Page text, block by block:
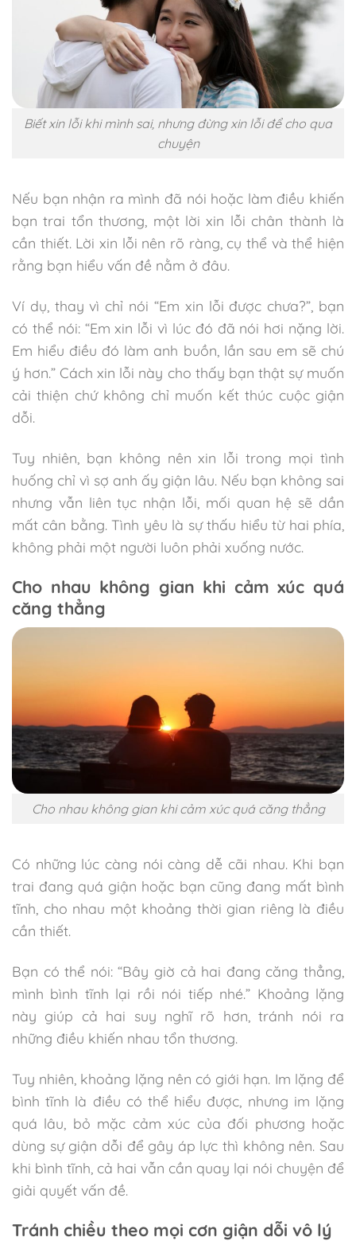
Biết xin lỗi khi mình sai, nhưng đừng xin lỗi để cho qua
chuyện
Nếu bạn nhận ra mình đã nói hoặc làm điều khiến
bạn trai tổn thương, một lời xin lỗi chân thành là
cần thiết. Lời xin lỗi nên rõ ràng, cụ thể và thể hiện
rằng bạn hiểu vấn đề nằm ở đâu.
Ví dụ, thay vì chỉ nói “Em xin lỗi được chưa?”, bạn
có thể nói: “Em xin lỗi vì lúc đó đã nói hơi nặng lời.
Em hiểu điều đó làm anh buồn, lần sau em sẽ chú
ý hơn.” Cách xin lỗi này cho thấy bạn thật sự muốn
cải thiện chứ không chỉ muốn kết thúc cuộc giận
dỗi.
Tuy nhiên, bạn không nên xin lỗi trong mọi tình
huống chỉ vì sợ anh ấy giận lâu. Nếu bạn không sai
nhưng vẫn liên tục nhận lỗi, mối quan hệ sẽ dần
mất cân bằng. Tình yêu là sự thấu hiểu từ hai phía,
không phải một người luôn phải xuống nước.
Cho nhau không gian khi cảm xúc quá
căng thẳng
Cho nhau không gian khi cảm xúc quá căng thẳng
Có những lúc càng nói càng dễ cãi nhau. Khi bạn
trai đang quá giận hoặc bạn cũng đang mất bình
tĩnh, cho nhau một khoảng thời gian riêng là điều
cần thiết.
Bạn có thể nói: “Bây giờ cả hai đang căng thẳng,
mình bình tĩnh lại rồi nói tiếp nhé.” Khoảng lặng
này giúp cả hai suy nghĩ rõ hơn, tránh nói ra
những điều khiến nhau tổn thương.
Tuy nhiên, khoảng lặng nên có giới hạn. Im lặng để
bình tĩnh là điều có thể hiểu được, nhưng im lặng
quá lâu, bỏ mặc cảm xúc của đối phương hoặc
dùng sự giận dỗi để gây áp lực thì không nên. Sau
khi bình tĩnh, cả hai vẫn cần quay lại nói chuyện để
giải quyết vấn đề.
Tránh chiều theo mọi cơn giận dỗi vô lý